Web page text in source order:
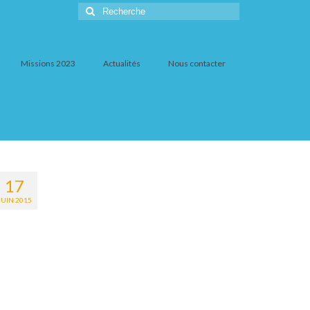
Rechercher
:
Missions 2023 Actualités Nous contacter
17
2015